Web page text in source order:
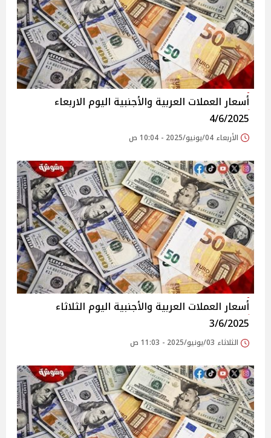
أسعار العملات العربية والأجنبية اليوم الاربعاء
4/6/2025
الأربعاء 04/يونيو/2025 - 10:04 ص
أسعار العملات العربية والأجنبية اليوم الثلاثاء
3/6/2025
الثلاثاء 03/يونيو/2025 - 11:03 ص